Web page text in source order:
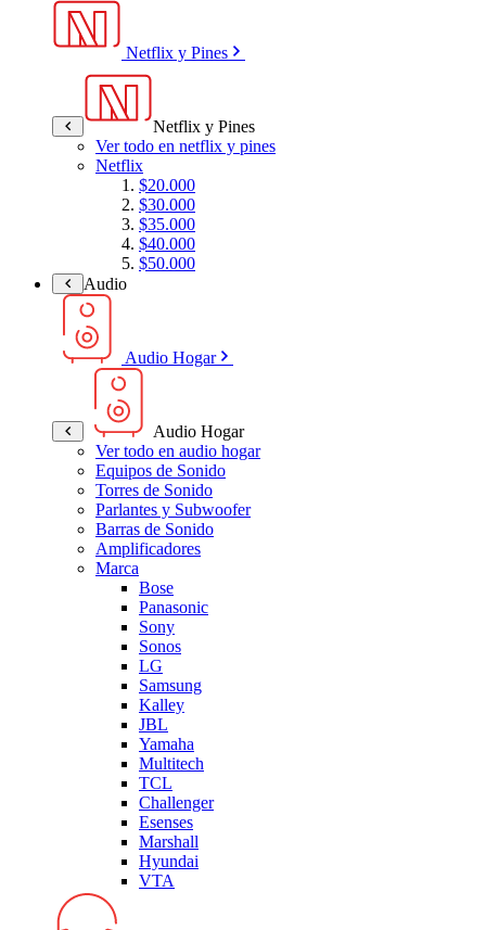
Netflix y Pines
Netflix y Pines
Ver todo en netflix y pines
Netflix
$20.000
$30.000
$35.000
$40.000
$50.000
Audio
Audio Hogar
Audio Hogar
Ver todo en audio hogar
Equipos de Sonido
Torres de Sonido
Parlantes y Subwoofer
Barras de Sonido
Amplificadores
Marca
Bose
Panasonic
Sony
Sonos
LG
Samsung
Kalley
JBL
Yamaha
Multitech
TCL
Challenger
Esenses
Marshall
Hyundai
VTA